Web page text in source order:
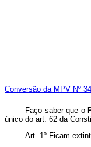
Conversão da MPV Nº
Faço saber que o
único do art. 62 da
Art. 1º Ficam